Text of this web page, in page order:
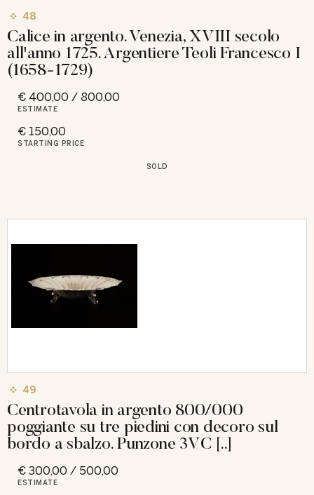
48
Calice in argento. Venezia, XVIII secolo
all'anno 1725. Argentiere Teoli Francesco I
(1658-1729)
€ 400,00 / 800,00
ESTIMATE
€ 150,00
STARTING PRICE
SOLD
49
Centrotavola in argento 800/000
poggiante su tre piedini con decoro sul
bordo a sbalzo. Punzone 3VC [..]
€ 300,00 / 500,00
ESTIMATE